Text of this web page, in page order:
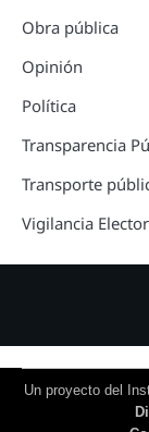
Obra pública
Opinión
Política
Transparencia
Transporte
Vigilancia
Un proyecto del